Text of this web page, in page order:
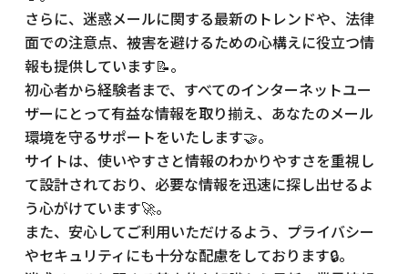
さらに、迷惑メールに関する最新のトレンドや、法律
面での注意点、被害を避けるための心構えに役立つ情
報も提供しています📝。
初心者から経験者まで、すべてのインターネットユー
ザーにとって有益な情報を取り揃え、あなたのメール
環境を守るサポートをいたします🤝。
サイトは、使いやすさと情報のわかりやすさを重視し
て設計されており、必要な情報を迅速に探し出せるよ
う心がけています🚀。
また、安心してご利用いただけるよう、プライバシー
やセキュリティにも十分な配慮をしております🔒。